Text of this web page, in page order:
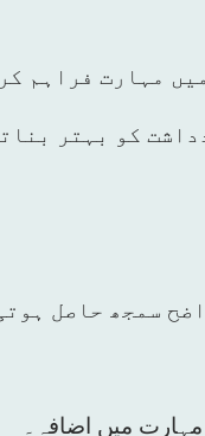
مہارت فراہم
کو بہتر
سمجھ حاصل
میں اضافہ۔